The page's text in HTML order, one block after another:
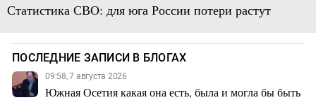
Статистика СВО: для юга России потери растут
ПОСЛЕДНИЕ ЗАПИСИ В БЛОГАХ
09:58, 7 августа 2026
Южная Осетия какая она есть, была и могла бы быть